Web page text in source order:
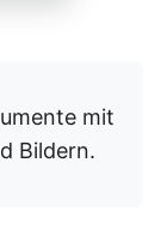
mit
Bildern.